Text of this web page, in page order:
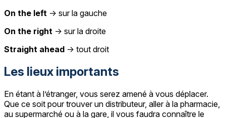
On the left → sur la gauche
On the right → sur la droite
Straight ahead → tout droit
Les lieux importants
En étant à l’étranger, vous serez amené à vous déplacer.
Que ce soit pour trouver un distributeur, aller à la pharmacie,
au supermarché ou à la gare, il vous faudra connaître le